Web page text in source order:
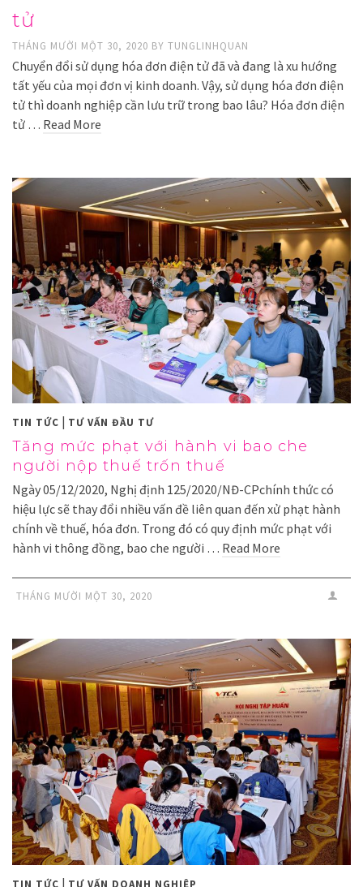
tử
THÁNG MƯỜI MỘT 30, 2020 BY TUNGLINHQUAN
Chuyển đổi sử dụng hóa đơn điện tử đã và đang là xu hướng
tất yếu của mọi đơn vị kinh doanh. Vậy, sử dụng hóa đơn điện
tử thì doanh nghiệp cần lưu trữ trong bao lâu? Hóa đơn điện
tử … Read More
TIN TỨC | TƯ VẤN ĐẦU TƯ
Tăng mức phạt với hành vi bao che
người nộp thuế trốn thuế
Ngày 05/12/2020, Nghị định 125/2020/NĐ-CPchính thức có
hiệu lực sẽ thay đổi nhiều vấn đề liên quan đến xử phạt hành
chính về thuế, hóa đơn. Trong đó có quy định mức phạt với
hành vi thông đồng, bao che người … Read More
THÁNG MƯỜI MỘT 30, 2020
TIN TỨC | TƯ VẤN DOANH NGHIỆP